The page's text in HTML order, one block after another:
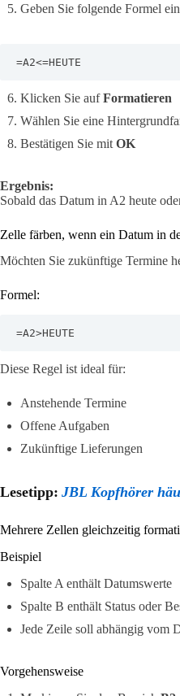
Geben Sie folgende Formel
=A2<=HEUTE
Klicken Sie aufFormatieren
Wählen Sie eine
Bestätigen Sie mit OK
Ergebnis:
Sobald das Datum in A2 heute
Zelle färben, wenn ein Datum in
Möchten Sie zukünftige Termine
Formel:
=A2>HEUTE
Diese Regel ist ideal für:
Anstehende Termine
Offene Aufgaben
Zukünftige Lieferungen
Lesetipp: JBL Kopfhörer
Mehrere Zellen gleichzeitig
Beispiel
Spalte A enthält Datumswerte
Spalte B enthält Status oder
Jede Zeile soll abhängig vom
Vorgehensweise